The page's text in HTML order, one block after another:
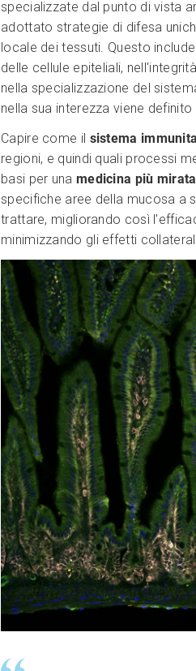
specializzate dal punto di vista
adottato strategie di difesa
locale dei tessuti. Questo include
delle cellule epiteliali,
nella specializzazione del
nella sua interezza viene definito
Capire come il sistema
regioni, e quindi quali processi
basi per una medicina più mirata
specifiche aree della mucosa a
trattare, migliorando così
minimizzando gli effetti